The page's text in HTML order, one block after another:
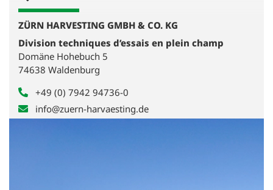
ZÜRN HARVESTING GMBH & CO. KG
Division techniques d’essais en plein champ
Domäne Hohebuch 5
74638 Waldenburg
+49 (0) 7942 94736-0
info@zuern-harvaesting.de